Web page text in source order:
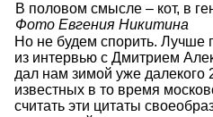
В половом смысле – кот, в
Фото Евгения Никитина
Но не будем спорить. Лучше
из интервью с Дмитрием
дал нам зимой уже далекого
известных в то время
считать эти цитаты